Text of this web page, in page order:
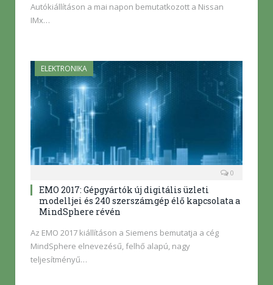
Autókiállításon a mai napon bemutatkozott a Nissan
IMx…
ELEKTRONIKA
0
EMO 2017: Gépgyártók új digitális üzleti
modelljei és 240 szerszámgép élő kapcsolata a
MindSphere révén
Az EMO 2017 kiállításon a Siemens bemutatja a cég
MindSphere elnevezésű, felhő alapú, nagy
teljesítményű…